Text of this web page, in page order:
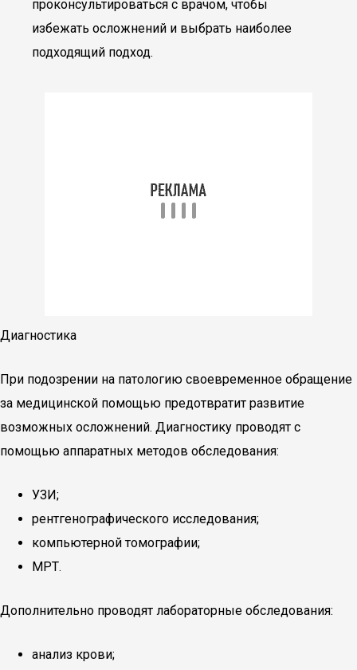
проконсультироваться с врачом, чтобы
избежать осложнений и выбрать наиболее
подходящий подход.
Диагностика
При подозрении на патологию своевременное обращение
за медицинской помощью предотвратит развитие
возможных осложнений. Диагностику проводят с
помощью аппаратных методов обследования:
УЗИ;
рентгенографического исследования;
компьютерной томографии;
МРТ.
Дополнительно проводят лабораторные обследования:
анализ крови;